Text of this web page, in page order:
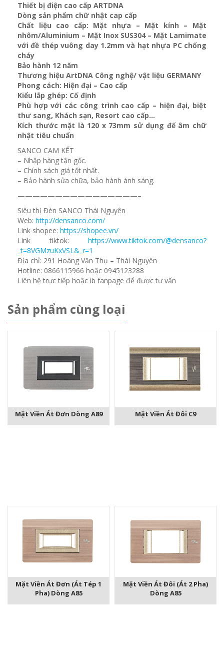
Thiết bị điện cao cấp ARTDNA
Dòng sản phẩm chữ nhật cap cấp
Chất liệu cao cấp: Mặt nhựa – Mặt kính – Mặt
nhôm/Aluminium – Mặt Inox SUS304 – Mặt Lamimate
với đề thép vuông day 1.2mm và hạt nhựa PC chống
cháy
Bảo hành 12 năm
Thương hiệu ArtDNA Công nghệ/ vật liệu GERMANY
Phong cách: Hiện đại – Cao cấp
Kiểu lắp ghép: Cố định
Phù hợp với các công trình cao cấp – hiện đại, biệt
thư sang, Khách sạn, Resort cao cấp…
Kích thước mặt là 120 x 73mm sử dụng đế âm chữ
nhật tiêu chuẩn
SANCO CAM KẾT
– Nhập hàng tận gốc.
– Chính sách giá tốt nhất.
– Bảo hành sửa chữa, bảo hành ánh sáng.
————————————————–
Siêu thị Đèn SANCO Thái Nguyên
Web: http://densanco.com/
Link shopee: https://shopee.vn/
Link tiktok: https://www.tiktok.com/@densanco?
_t=8VGMzuKxVSL&_r=1
Địa chỉ: 291 Hoàng Văn Thụ – Thái Nguyên
Hotline: 0866115966 hoặc 0945123288
Liên hệ trực tiếp hoặc ib fanpage để được tư vấn
Sản phẩm cùng loại
Mặt Viền Át Đơn Dòng A89 Mặt Viền Át Đôi C9
Mặt Viền Át Đơn (át Tép 1
Pha) Dòng A85
Mặt Viền Át Đôi (át 2 Pha)
Dòng A85